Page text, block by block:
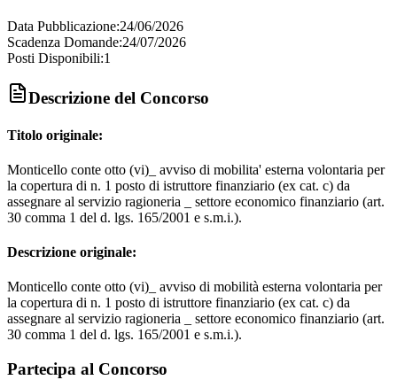
Data Pubblicazione:24/06/2026
Scadenza Domande:24/07/2026
Posti Disponibili:1
Descrizione del Concorso
Titolo originale:
Monticello conte otto (vi)_ avviso di mobilita' esterna volontaria per
la copertura di n. 1 posto di istruttore finanziario (ex cat. c) da
assegnare al servizio ragioneria _ settore economico finanziario (art.
30 comma 1 del d. lgs. 165/2001 e s.m.i.).
Descrizione originale:
Monticello conte otto (vi)_ avviso di mobilità esterna volontaria per
la copertura di n. 1 posto di istruttore finanziario (ex cat. c) da
assegnare al servizio ragioneria _ settore economico finanziario (art.
30 comma 1 del d. lgs. 165/2001 e s.m.i.).
Partecipa al Concorso